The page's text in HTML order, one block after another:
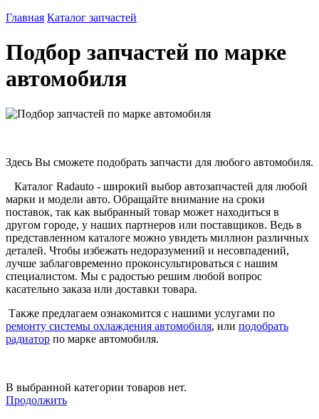
Главная Каталог запчастей
Подбор запчастей по марке
автомобиля
Здесь Вы сможете подобрать запчасти для любого автомобиля.
Каталог Radauto - широкий выбор автозапчастей для любой
марки и модели авто. Обращайте внимание на сроки
поставок, так как выбранный товар может находиться в
другом городе, у наших партнеров или поставщиков. Ведь в
представленном каталоге можно увидеть миллион различных
деталей. Чтобы избежать недоразумений и несовпадений,
лучше заблаговременно проконсультироваться с нашим
специалистом. Мы с радостью решим любой вопрос
касательно заказа или доставки товара.
Также предлагаем ознакомится с нашими услугами по
ремонту системы охлаждения автомобиля, или подобрать
радиатор по марке автомобиля.
В выбранной категории товаров нет.
Продолжить